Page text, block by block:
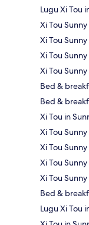
Lugu Xi Tou
Xi Tou
Xi Tou
Xi Tou
Xi Tou Sunny
Bed &
Bed &
Xi Tou in
Xi Tou
Xi Tou
Xi Tou
Xi Tou Sunny
Bed &
Lugu Xi Tou